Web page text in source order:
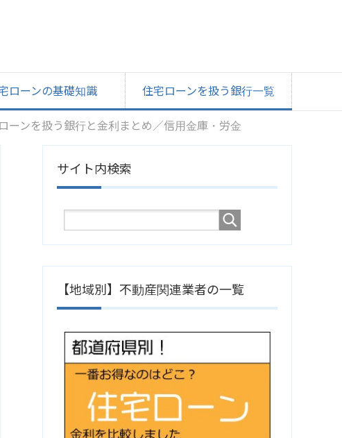
ローンの基礎知識 住宅ローンを扱う銀行一覧
ーンを扱う銀行と金利まとめ／信用金庫・労金
サイト内検索
【地域別】不動産関連業者の一覧